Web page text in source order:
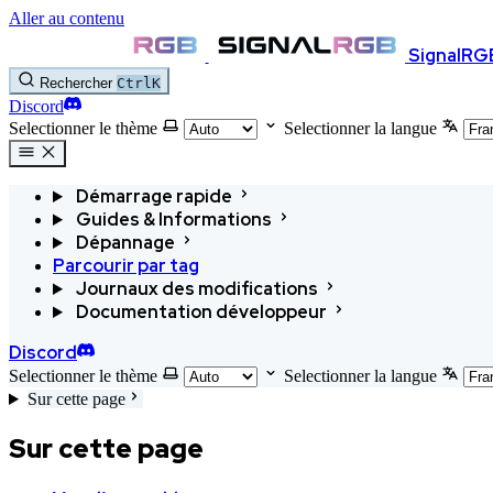
Aller au contenu
Rechercher CtrlK
Discord
Selectionner le thème
Selectionner la langue
Démarrage rapide
Guides & Informations
Dépannage
Parcourir par tag
Journaux des modifications
Documentation développeur
Discord
Selectionner le thème
Selectionner la langue
Sur cette page
Sur cette page